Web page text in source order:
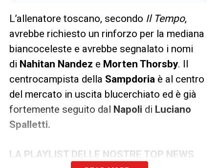
L’allenatore toscano, secondo Il Tempo,
avrebbe richiesto un rinforzo per la mediana
biancoceleste e avrebbe segnalato i nomi
di Nahitan Nandez e Morten Thorsby. Il
centrocampista della Sampdoria è al centro
del mercato in uscita blucerchiato ed è già
fortemente seguito dal Napoli di Luciano
Spalletti.
LA PLAYLIST DELLE NOSTRE TOP NEWS